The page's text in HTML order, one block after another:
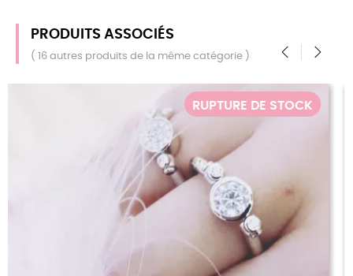
PRODUITS ASSOCIÉS
( 16 autres produits de la même catégorie )
RUPTURE DE
‹ ›